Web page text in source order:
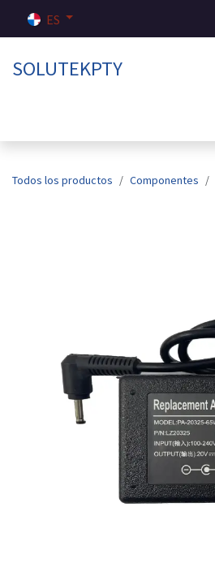
ES
SOLUTEKPTY
Todos los productos Componentes